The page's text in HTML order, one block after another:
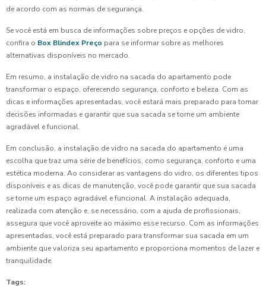
de acordo com as normas de segurança.
Se você está em busca de informações sobre preços e opções de vidro,
confira o Box Blindex Preço para se informar sobre as melhores
alternativas disponíveis no mercado.
Em resumo, a instalação de vidro na sacada do apartamento pode
transformar o espaço, oferecendo segurança, conforto e beleza. Com as
dicas e informações apresentadas, você estará mais preparado para tomar
decisões informadas e garantir que sua sacada se torne um ambiente
agradável e funcional.
Em conclusão, a instalação de vidro na sacada do apartamento é uma
escolha que traz uma série de benefícios, como segurança, conforto e uma
estética moderna. Ao considerar as vantagens do vidro, os diferentes tipos
disponíveis e as dicas de manutenção, você pode garantir que sua sacada
se torne um espaço agradável e funcional. A instalação adequada,
realizada com atenção e, se necessário, com a ajuda de profissionais,
assegura que você aproveite ao máximo esse recurso. Com as informações
apresentadas, você está preparado para transformar sua sacada em um
ambiente que valoriza seu apartamento e proporciona momentos de lazer e
tranquilidade.
Tags: